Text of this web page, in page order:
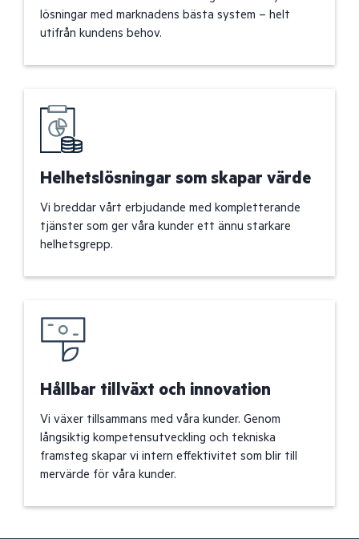
lösningar med marknadens bästa system – helt
utifrån kundens behov.
Helhetslösningar som skapar värde
Vi breddar vårt erbjudande med kompletterande
tjänster som ger våra kunder ett ännu starkare
helhetsgrepp.
Hållbar tillväxt och innovation
Vi växer tillsammans med våra kunder. Genom
långsiktig kompetensutveckling och tekniska
framsteg skapar vi intern effektivitet som blir till
mervärde för våra kunder.